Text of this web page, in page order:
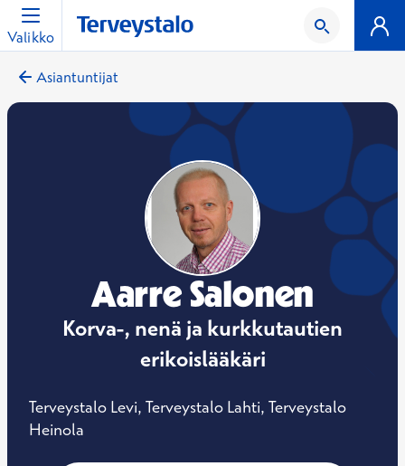
Valikko
Asiantuntijat
Aarre Salonen
Korva-, nenä ja kurkkutautien
erikoislääkäri
Terveystalo Levi, Terveystalo Lahti, Terveystalo
Heinola